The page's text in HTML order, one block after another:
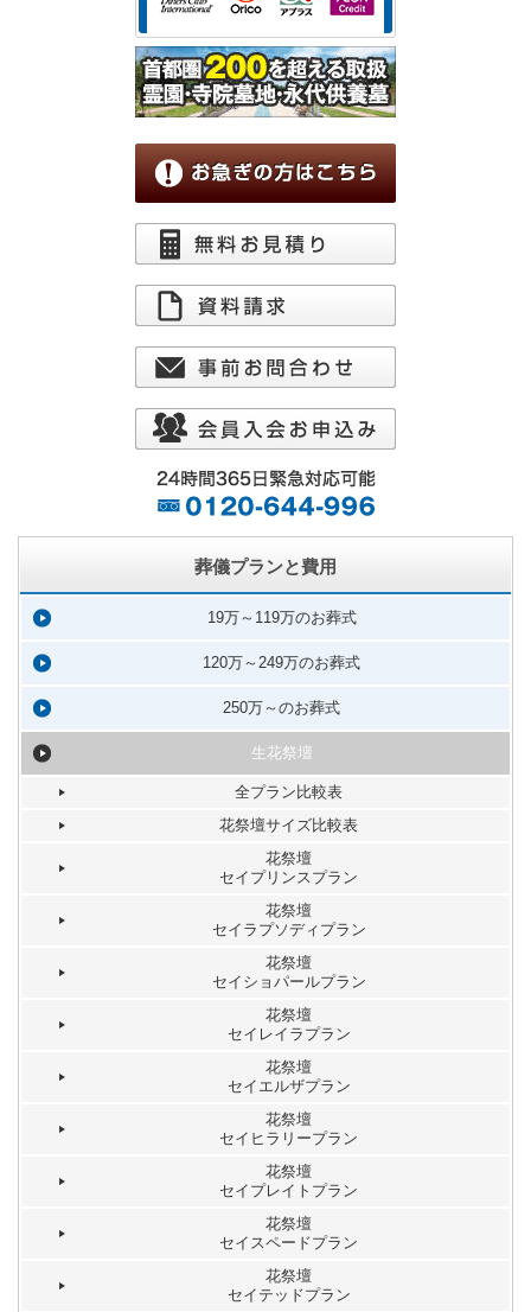
葬儀プランと費用
19万～119万のお葬式
120万～249万のお葬式
250万～のお葬式
生花祭壇
全プラン比較表
花祭壇サイズ比較表
花祭壇
セイプリンスプラン
花祭壇
セイラプソディプラン
花祭壇
セイショパールプラン
花祭壇
セイレイラプラン
花祭壇
セイエルザプラン
花祭壇
セイヒラリープラン
花祭壇
セイプレイトプラン
花祭壇
セイスペードプラン
花祭壇
セイテッドプラン